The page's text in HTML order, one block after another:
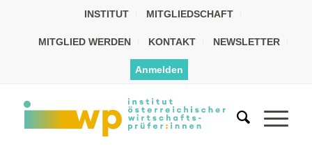
INSTITUT MITGLIEDSCHAFT
MITGLIED WERDEN KONTAKT NEWSLETTER
Anmelden